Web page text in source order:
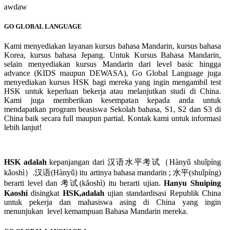
awdaw
GO GLOBAL LANGUAGE
Kami menyediakan layanan kursus bahasa Mandarin, kursus bahasa
Korea, kursus bahasa Jepang. Untuk Kursus Bahasa Mandarin,
selain menyediakan kursus Mandarin dari level basic hingga
advance (KIDS maupun DEWASA), Go Global Language juga
menyediakan kursus HSK bagi mereka yang ingin mengambil test
HSK untuk keperluan bekerja atau melanjutkan studi di China.
Kami juga memberikan kesempatan kepada anda untuk
mendapatkan program beasiswa Sekolah bahasa, S1, S2 dan S3 di
China baik secara full maupun partial. Kontak kami untuk informasi
lebih lanjut!
HSK adalahkepanjangan dari 汉语水平考试（Hànyǔ shuǐpíng
kǎoshì）.汉语(Hànyǔ) itu artinya bahasa mandarin ; 水平(shuǐpíng)
berarti level dan 考试(kǎoshì) itu berarti ujian.Hanyu Shuiping
Kaoshidisingkat HSK,adalahujian standardisasi Republik China
untuk pekerja dan mahasiswa asing di China yang ingin
menunjukan level kemampuan Bahasa Mandarin mereka.